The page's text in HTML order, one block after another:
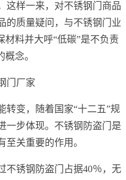
这样一来，对不锈钢门商品
的质量疑问，与不锈钢门业
材料并大呼“低碳”是不负责
念。
转变，随着国家“十二五”规
一步体现。不锈钢防盗门是
至关重要的作用。
不锈钢防盗门占据40％，无